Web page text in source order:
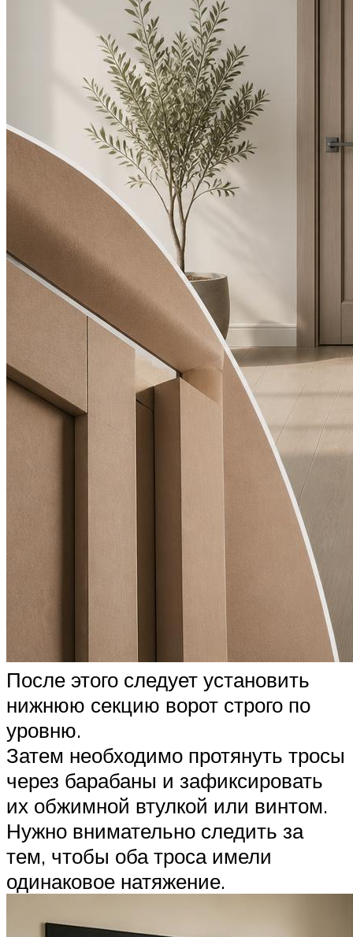
После этого следует установить
нижнюю секцию ворот строго по
уровню.
Затем необходимо протянуть тросы
через барабаны и зафиксировать
их обжимной втулкой или винтом.
Нужно внимательно следить за
тем, чтобы оба троса имели
одинаковое натяжение.